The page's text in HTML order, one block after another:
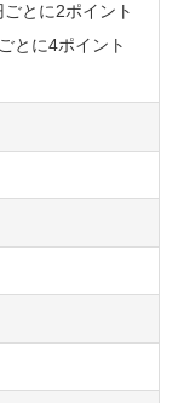
とに2ポイント
とに4ポイント